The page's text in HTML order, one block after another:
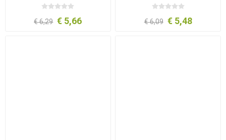
€ 6,29 € 5,66 € 6,09 € 5,48